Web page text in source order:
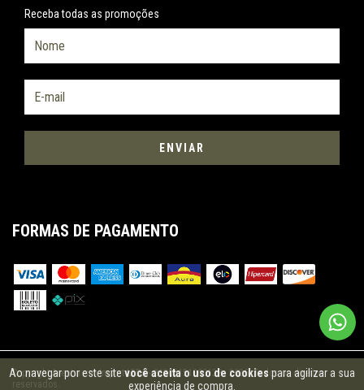
Ao navegar por este sitevocê aceita o uso de cookiespara agilizar a sua
experiência de compra.
Receba todas as promoções
FORMAS DE PAGAMENTO
Copyright Aventureiro Import LTDA - 21305151000128 - 2026. Todos os direitos
reservados.